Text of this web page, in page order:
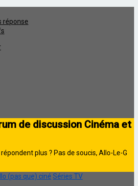
réponse
de discussion Cinéma et
plus ? Pas de soucis, Allo-Le-G
(pas que) ciné Séries TV